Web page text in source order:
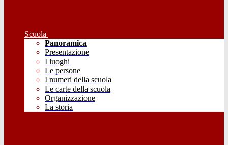
Scuola
Panoramica
Presentazione
I luoghi
Le persone
I numeri della scuola
Le carte della scuola
Organizzazione
La storia